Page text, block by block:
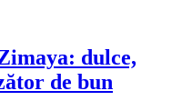
dulce,
de bun